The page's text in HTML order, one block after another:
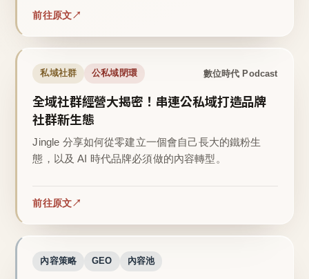
前往原文
私域社群 公私域閉環 數位時代 Podcast
全域社群經營大揭密！串連公私域打造品牌
社群新生態
Jingle 分享如何從零建立一個會自己長大的鐵粉生
態，以及 AI 時代品牌必須做的內容轉型。
前往原文
內容策略 GEO 內容池